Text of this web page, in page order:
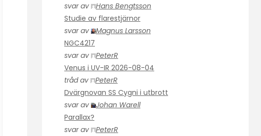
svar av
Hans Bengtsson
Studie av flarestjärnor
svar av
Magnus Larsson
NGC4217
svar av
PeterR
Venus i UV-IR 2026-08-04
tråd av
PeterR
Dvärgnovan SS Cygni i utbrott
svar av
Johan Warell
Parallax?
svar av
PeterR